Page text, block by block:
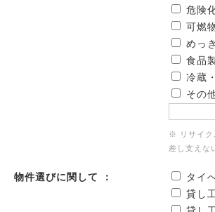
危険
可燃
めっ
食品
冷蔵
その
※ リサイク
差し支えな
物件選びに関して ：
タイ
貸し